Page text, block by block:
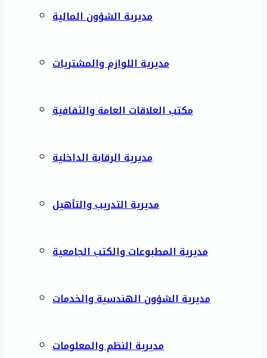
مديرية الشؤون المالية
مديرية اللوازم والمشتريات
مكتب العلاقات العامة والثقافية
مديرية الرقابة الداخلية
مديرية التدريب والتأهيل
مديرية المطبوعات والكتب الجامعية
مديرية الشؤون الهندسية والخدمات
مديرية النظم والمعلومات